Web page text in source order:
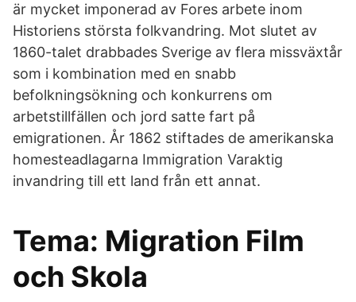
är mycket imponerad av Fores arbete inom
Historiens största folkvandring. Mot slutet av
1860-talet drabbades Sverige av flera missväxtår
som i kombination med en snabb
befolkningsökning och konkurrens om
arbetstillfällen och jord satte fart på
emigrationen. År 1862 stiftades de amerikanska
homesteadlagarna Immigration Varaktig
invandring till ett land från ett annat.
Tema: Migration Film
och Skola